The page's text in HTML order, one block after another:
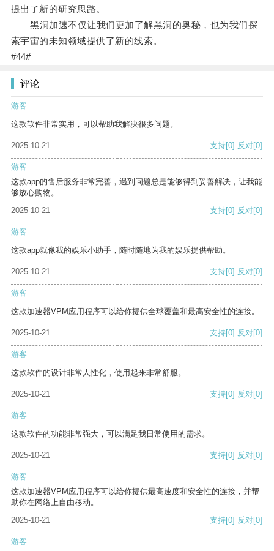
提出了新的研究思路。
黑洞加速不仅让我们更加了解黑洞的奥秘，也为我们探
索宇宙的未知领域提供了新的线索。
#44#
评论
游客
这款软件非常实用，可以帮助我解决很多问题。
2025-10-21 支持[0] 反对[0]
游客
这款app的售后服务非常完善，遇到问题总是能够得到妥善解决，让我能
够放心购物。
2025-10-21
支持[0] 反对[0]
游客
这款app就像我的娱乐小助手，随时随地为我的娱乐提供帮助。
2025-10-21 支持[0] 反对[0]
游客
这款加速器VPM应用程序可以给你提供全球覆盖和最高安全性的连接。
2025-10-21 支持[0] 反对[0]
游客
这款软件的设计非常人性化，使用起来非常舒服。
2025-10-21 支持[0] 反对[0]
游客
这款软件的功能非常强大，可以满足我日常使用的需求。
2025-10-21 支持[0] 反对[0]
游客
这款加速器VPM应用程序可以给你提供最高速度和安全性的连接，并帮
助你在网络上自由移动。
2025-10-21
支持[0] 反对[0]
游客